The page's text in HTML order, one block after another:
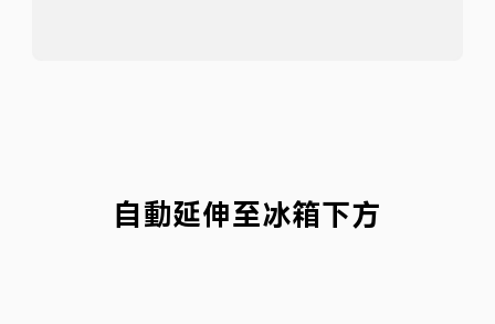
輕鬆清理門縫下方灰塵